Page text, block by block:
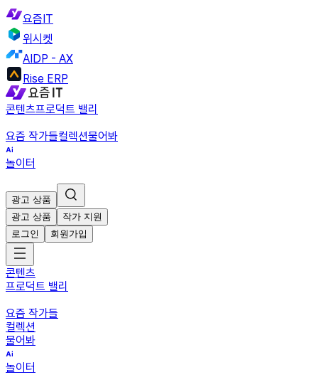
요즘IT
위시켓
AIDP - AX
Rise ERP
콘텐츠프로덕트 밸리
요즘 작가들컬렉션물어봐
놀이터
광고 상품
광고 상품
작가 지원
로그인
회원가입
콘텐츠
프로덕트 밸리
요즘 작가들
컬렉션
물어봐
놀이터